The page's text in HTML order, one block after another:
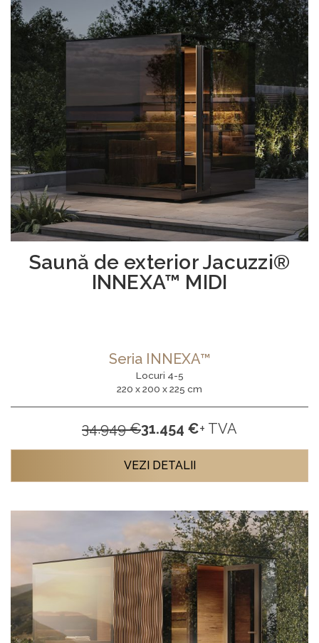
Saună de exterior Jacuzzi®
INNEXA™ MIDI
Seria INNEXA™
Locuri 4-5
220 x 200 x 225 cm
34.949 €31.454 €+ TVA
VEZI DETALII